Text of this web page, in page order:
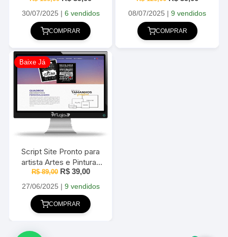
original
era:
R$ 159,00.
atual
30/07/2025 | 6 vendidos
COMPRAR
responsivo com Painel
original
era:
R$ 129,00.
atual
08/07/2025 |9 vendidos
COMPRAR
Baixe Já
Script Site Pronto para
artista Artes e Pinturas
em PHP
R$89,00 O
original
era:
R$ 89,00.
R$39,00O
atual
R$ 39,00.
27/06/2025 | 9 vendidos
COMPRAR